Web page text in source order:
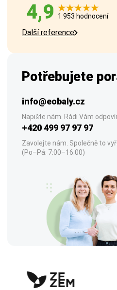
4,9 1 953 hodnocení
Další reference
Potřebujete
info@eobaly.cz
Napište nám. Rádi Vám
+420 499 97 97 97
Zavolejte nám. Společně to
(Po–Pá: 7:00–16:00)